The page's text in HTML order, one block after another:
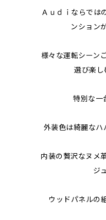
Ａｕｄｉならでは
ンション
様々な運転シーン
選び楽し
特別な一
外装色は綺麗なハ
内装の贅沢なヌメ
ジ
ウッドパネルの